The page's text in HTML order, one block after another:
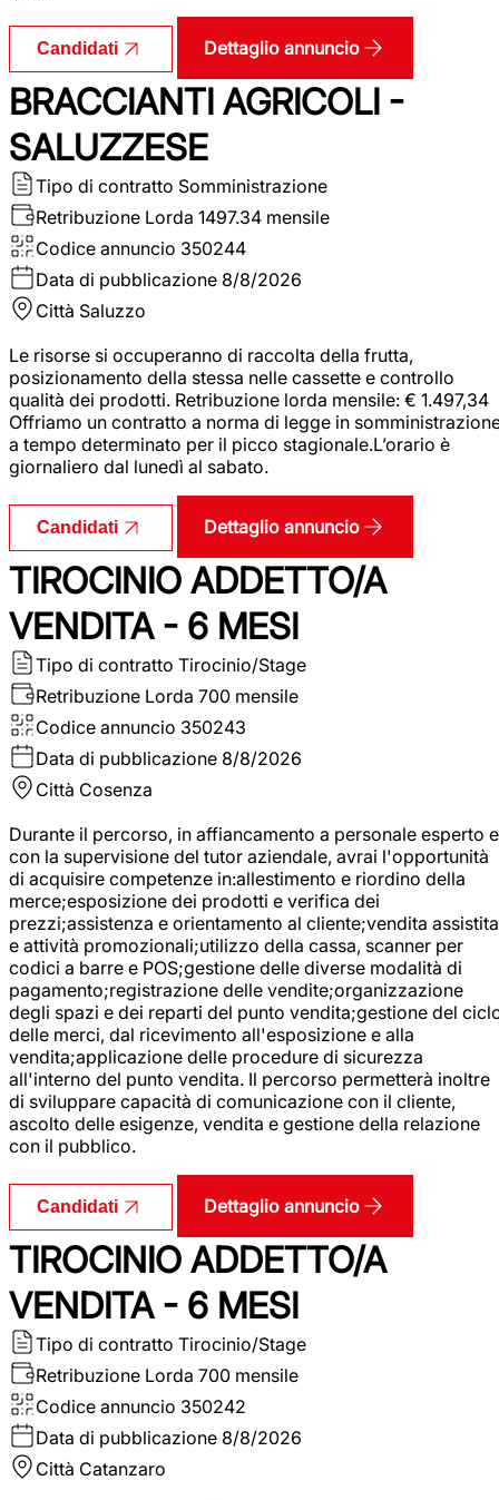
Candidati Dettaglio annuncio
BRACCIANTI AGRICOLI -
SALUZZESE
Tipo di contratto Somministrazione
Retribuzione Lorda 1497.34 mensile
Codice annuncio 350244
Data di pubblicazione 8/8/2026
Città Saluzzo
Le risorse si occuperanno di raccolta della frutta,
posizionamento della stessa nelle cassette e controllo
qualità dei prodotti. Retribuzione lorda mensile: € 1.497,34
Offriamo un contratto a norma di legge in
a tempo determinato per il picco stagionale.L’orario è
giornaliero dal lunedì al sabato.
Candidati Dettaglio annuncio
TIROCINIO ADDETTO/A
VENDITA - 6 MESI
Tipo di contratto Tirocinio/Stage
Retribuzione Lorda 700 mensile
Codice annuncio 350243
Data di pubblicazione 8/8/2026
Città Cosenza
Durante il percorso, in affiancamento a personale esperto e
con la supervisione del tutor aziendale, avrai l'opportunità
di acquisire competenze in:allestimento e riordino della
merce;esposizione dei prodotti e verifica dei
prezzi;assistenza e orientamento al cliente;vendita assistita
e attività promozionali;utilizzo della cassa, scanner per
codici a barre e POS;gestione delle diverse modalità di
pagamento;registrazione delle vendite;organizzazione
degli spazi e dei reparti del punto vendita;gestione del
delle merci, dal ricevimento all'esposizione e alla
vendita;applicazione delle procedure di sicurezza
all'interno del punto vendita. Il percorso permetterà inoltre
di sviluppare capacità di comunicazione con il cliente,
ascolto delle esigenze, vendita e gestione della relazione
con il pubblico.
Candidati Dettaglio annuncio
TIROCINIO ADDETTO/A
VENDITA - 6 MESI
Tipo di contratto Tirocinio/Stage
Retribuzione Lorda 700 mensile
Codice annuncio 350242
Data di pubblicazione 8/8/2026
Città Catanzaro